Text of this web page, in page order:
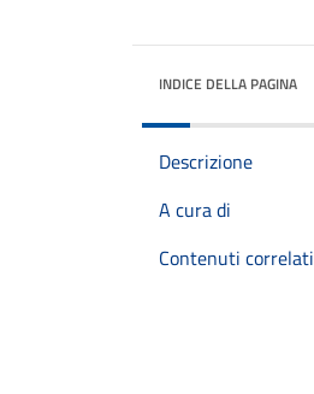
INDICE DELLA PAGINA
Descrizione
A cura di
Contenuti correlati